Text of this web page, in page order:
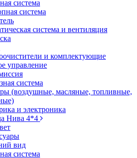
система
система
система и вентиляция
и комплектующие
управление
система
(воздушные, масляные, топливные,
и электроника
Нива 4*4
вид
система